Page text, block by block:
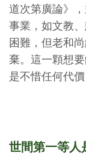
道次第廣論》
事業，如文教
困難，但老和
棄。這一顆想
是不惜任何代
世間第一等人